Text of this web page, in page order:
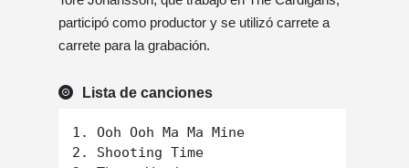
participó como productor y se utilizó carrete a
carrete para la grabación.
Lista de canciones
1. Ooh Ooh Ma Ma Mine
2. Shooting Time